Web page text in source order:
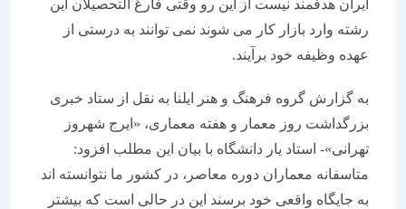
ایران هدفمند نیست از این رو وقتی فارغ التحصیلان این
رشته وارد بازار کار می شوند نمی توانند به درستی از
عهده وظیفه خود برآیند.
به گزارش گروه فرهنگ و هنر ایلنا به نقل از ستاد خبری
بزرگداشت روز معمار و هفته معماری، «ایرج شهروز
تهرانی»- استاد یار دانشگاه با بیان این مطلب افزود:
متاسفانه معماران دوره معاصر، در کشور ما نتوانسته اند
به جایگاه واقعی خود برسند این در حالی است که بیشتر